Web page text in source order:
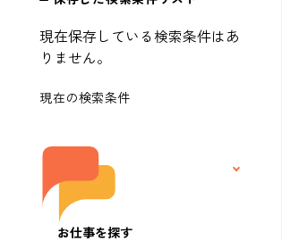
現在保存している検索条件はあ
りません。
現在の検索条件
お仕事を探す